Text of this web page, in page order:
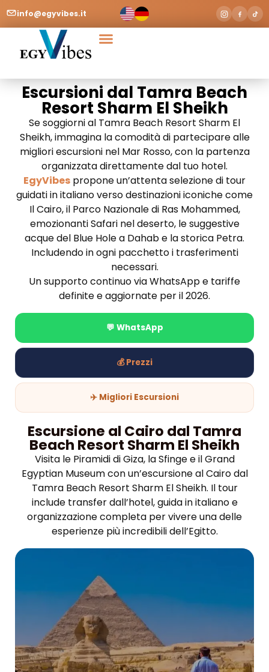
info@egyvibes.it
Escursioni dal Tamra Beach
Resort Sharm El Sheikh
Se soggiorni al Tamra Beach Resort Sharm El
Sheikh, immagina la comodità di partecipare alle
migliori escursioni nel Mar Rosso, con la partenza
organizzata direttamente dal tuo hotel.
EgyVibes propone un’attenta selezione di tour
guidati in italiano verso destinazioni iconiche come
Il Cairo, il Parco Nazionale di Ras Mohammed,
emozionanti Safari nel deserto, le suggestive
acque del Blue Hole a Dahab e la storica Petra.
Includendo in ogni pacchetto i trasferimenti
necessari.
Un supporto continuo via WhatsApp e tariffe
definite e aggiornate per il 2026.
💬 WhatsApp
💰 Prezzi
✈️ Migliori Escursioni
Escursione al Cairo dal Tamra
Beach Resort Sharm El Sheikh
Visita le Piramidi di Giza, la Sfinge e il Grand
Egyptian Museum con un’escursione al Cairo dal
Tamra Beach Resort Sharm El Sheikh. Il tour
include transfer dall’hotel, guida in italiano e
organizzazione completa per vivere una delle
esperienze più incredibili dell’Egitto.